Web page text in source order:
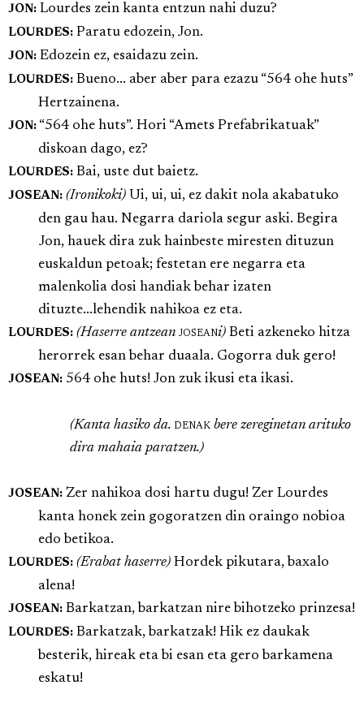
JON: Lourdes zein kanta entzun nahi duzu?
LOURDES: Paratu edozein, Jon.
JON: Edozein ez, esaidazu zein.
LOURDES: Bueno... aber aber para ezazu “564 ohe huts”
Hertzainena.
JON: “564 ohe huts”. Hori “Amets Prefabrikatuak”
diskoan dago, ez?
LOURDES: Bai, uste dut baietz.
JOSEAN: (Ironikoki) Ui, ui, ui, ez dakit nola akabatuko
den gau hau. Negarra dariola segur aski. Begira
Jon, hauek dira zuk hainbeste miresten dituzun
euskaldun petoak; festetan ere negarra eta
malenkolia dosi handiak behar izaten
dituzte...lehendik nahikoa ez eta.
LOURDES: (Haserre antzean joseani) Beti azkeneko hitza
herorrek esan behar duaala. Gogorra duk gero!
JOSEAN: 564 ohe huts! Jon zuk ikusi eta ikasi.
(Kanta hasiko da. denakbere zereginetan arituko
dira mahaia paratzen.)
JOSEAN: Zer nahikoa dosi hartu dugu! Zer Lourdes
kanta honek zein gogoratzen din oraingo nobioa
edo betikoa.
LOURDES: (Erabat haserre) Hordek pikutara, baxalo
alena!
JOSEAN: Barkatzan, barkatzan nire bihotzeko prinzesa!
LOURDES: Barkatzak, barkatzak! Hik ez daukak
besterik, hireak eta bi esan eta gero barkamena
eskatu!